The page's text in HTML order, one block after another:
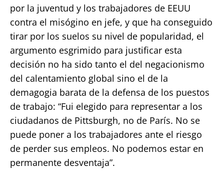
por la juventud y los trabajadores de EEUU
contra el misógino en jefe, y que ha conseguido
tirar por los suelos su nivel de popularidad, el
argumento esgrimido para justificar esta
decisión no ha sido tanto el del negacionismo
del calentamiento global sino el de la
demagogia barata de la defensa de los puestos
de trabajo: “Fui elegido para representar a los
ciudadanos de Pittsburgh, no de París. No se
puede poner a los trabajadores ante el riesgo
de perder sus empleos. No podemos estar en
permanente desventaja”.